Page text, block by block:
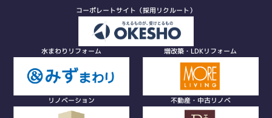
コーポレートサイト（採用リクルート）
水まわりリフォーム 増改築・LDKリフォーム
リノベーション 不動産・中古リノベ